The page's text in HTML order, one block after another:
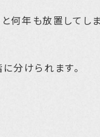
何年も放置して
分けられます。